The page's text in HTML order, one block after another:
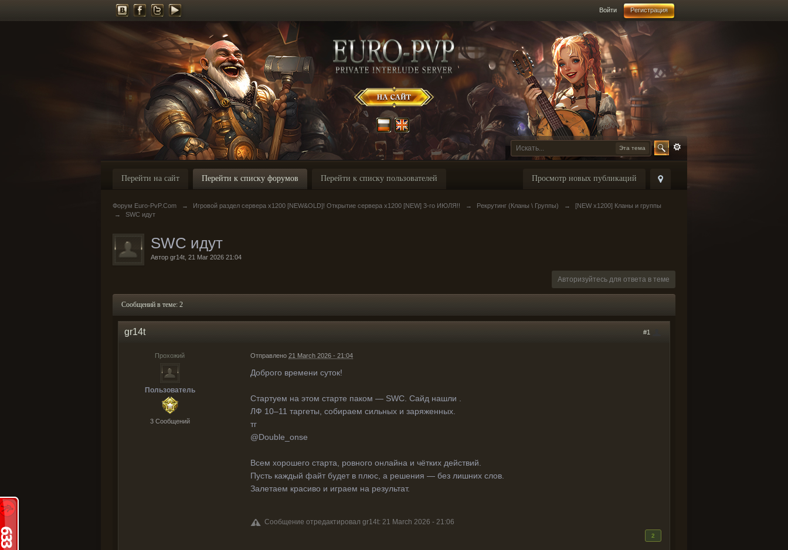
Войти Регистрация
Эта тема
Просмотр новых публикаций
Перейти на сайт Перейти к списку форумов Перейти к списку пользователей
Форум Euro-PvP.Com → Игровой раздел сервера х1200 [NEW&OLD]! Открытие сервера x1200 [NEW] 3-го ИЮЛЯ!! → Рекрутинг (Кланы \ Группы) →
[NEW x1200] Кланы и группы
→
SWC идут
SWC идут
Автор gr14t 21 Mar 2026 21:04
Авторизуйтесь для ответа в теме
Сообщений в теме: 2
#1
gr14t
Прохожий
Пользователь
3 Cообщений
Отправлено 21 March 2026 - 21:04
Доброго времени суток!
Стартуем на этом старте паком — SWC. Сайд нашли .
ЛФ 10–11 таргеты, собираем сильных и заряженных.
тг
@Double_onse
Всем хорошего старта, ровного онлайна и чётких действий.
Пусть каждый файт будет в плюс, а решения — без лишних слов.
Залетаем красиво и играем на результат.
Сообщение отредактировал gr14t: 21 March 2026 - 21:06
2